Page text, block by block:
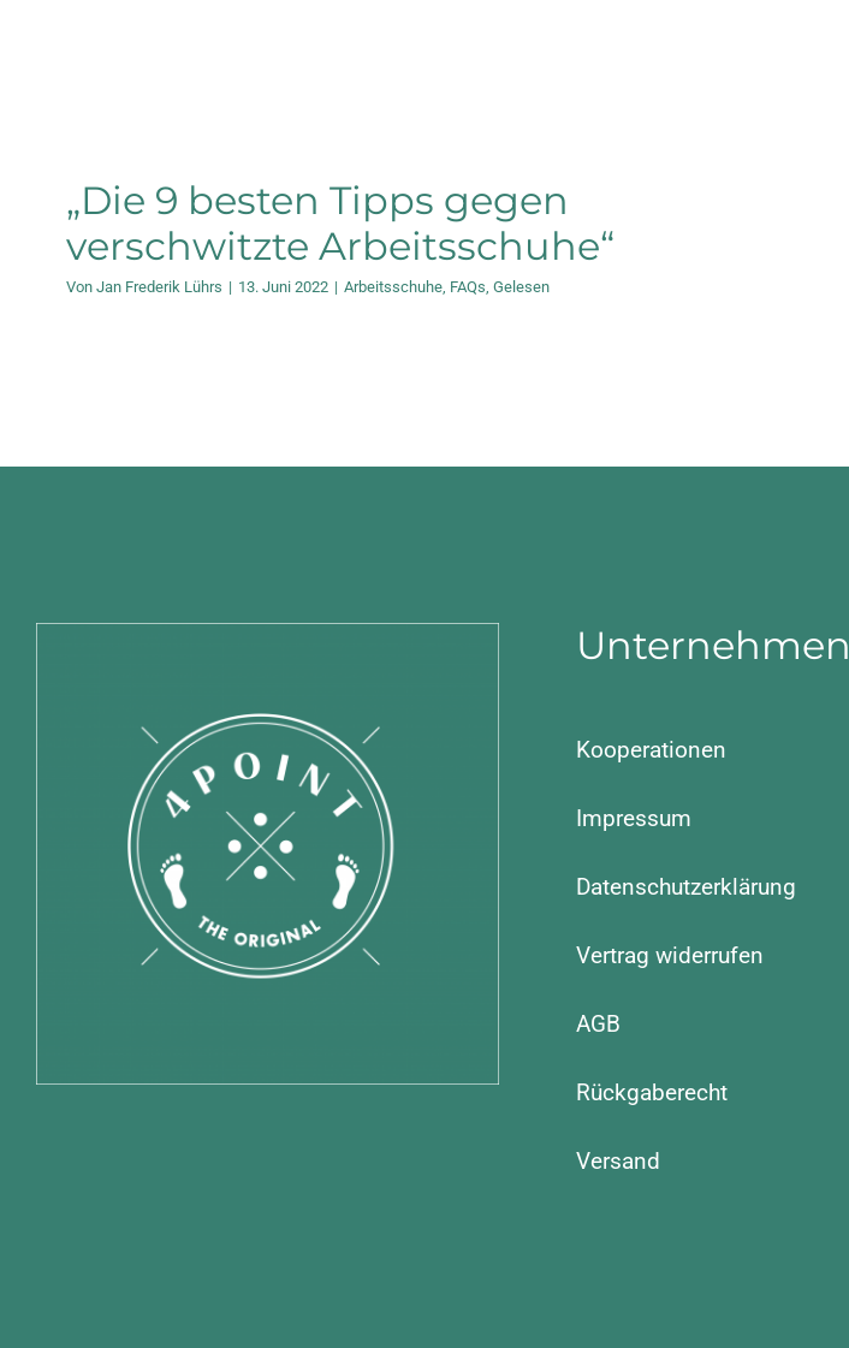
„Die 9 besten Tipps gegen
verschwitzte Arbeitsschuhe“
Von Jan Frederik Lührs | 13. Juni 2022 | Arbeitsschuhe FAQs Gelesen
Unternehmen
Kooperationen
Impressum
Datenschutzerklärung
Vertrag widerrufen
AGB
Rückgaberecht
Versand